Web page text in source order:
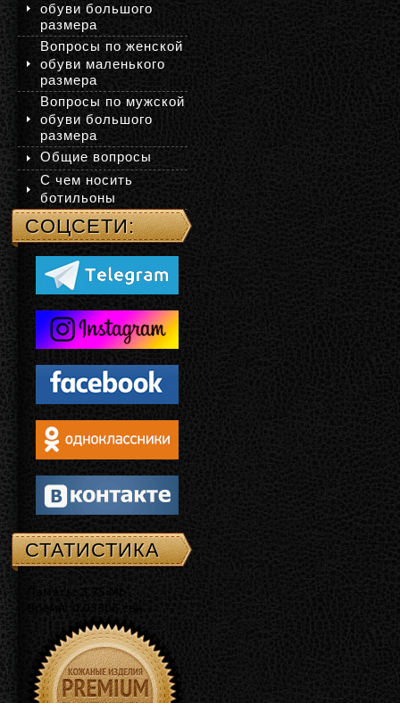
обуви большого
размера
Вопросы по женской
обуви маленького
размера
Вопросы по мужской
обуви большого
размера
Общие вопросы
С чем носить
ботильоны
СОЦСЕТИ:
СТАТИСТИКА
Память: 3.75 Mb
Время: 0.03306 сек.